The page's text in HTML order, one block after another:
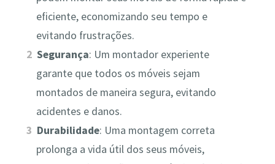
eficiente, economizando seu tempo e
evitando frustrações.
Segurança: Um montador experiente
garante que todos os móveis sejam
montados de maneira segura, evitando
acidentes e danos.
Durabilidade: Uma montagem correta
prolonga a vida útil dos seus móveis,